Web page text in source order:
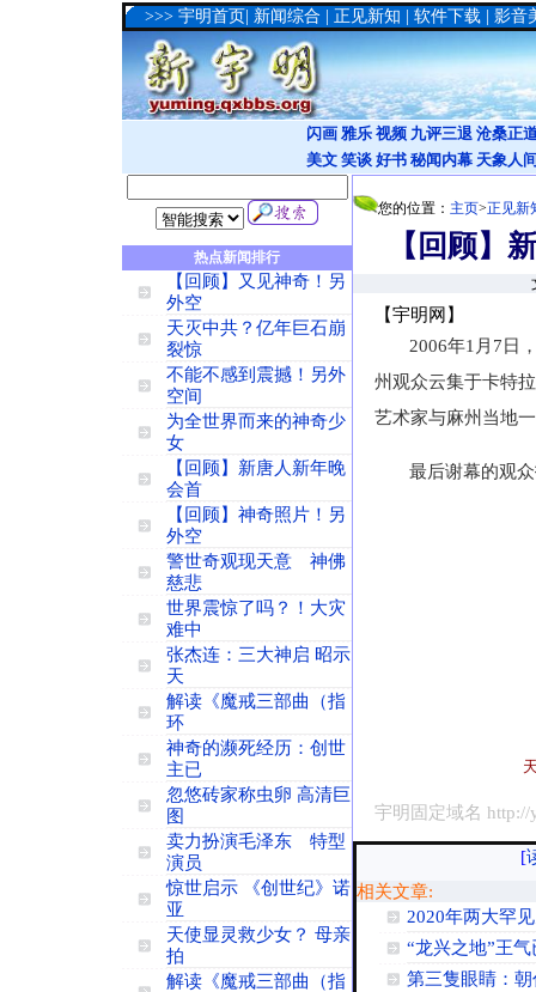
>>> 宇明首页 新闻综合 正见新知 软件下载 影音
闪画 雅乐 视频 九评三退 沧桑正
美文 笑谈 好书 秘闻内幕 天象人
热点新闻排行
【回顾】又见神奇！另
外空
天灭中共？亿年巨石崩
裂惊
不能不感到震撼！另外
空间
为全世界而来的神奇少
女
【回顾】新唐人新年晚
会首
【回顾】神奇照片！另
外空
警世奇观现天意 神佛
慈悲
世界震惊了吗？！大灾
难中
张杰连：三大神启 昭示
天
解读《魔戒三部曲（指
环
神奇的濒死经历：创世
主已
忽悠砖家称虫卵 高清巨
图
卖力扮演毛泽东 特型
演员
惊世启示 《创世纪》诺
亚
天使显灵救少女？ 母亲
拍
解读《魔戒三部曲（指
您的位置： 主页>正见新
【回顾】
【宇明网】
2006年1月7日
州观众云集于卡特
艺术家与麻州当地
最后谢幕的观
宇明固定域名 http://
[
相关文章:
2020年两大罕
“龙兴之地”王
第三隻眼睛：